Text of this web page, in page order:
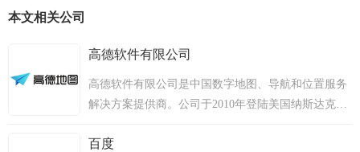
本文相关公司
高德软件有限公司
高德软件有限公司是中国数字地图、导航和位置服务
解决方案提供商。公司于2010年登陆美国纳斯达克全
航电子地图测绘和甲级航空摄影的“双甲”资质，其优
百度